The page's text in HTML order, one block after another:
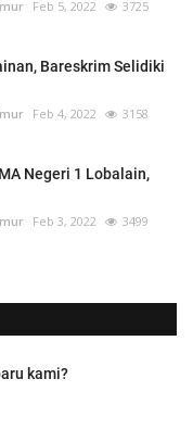
Feb 5, 2022 3725
Bareskrim Selidiki
Feb 4, 2022 3158
Negeri 1 Lobalain,
Feb 3, 2022 3499
kami?